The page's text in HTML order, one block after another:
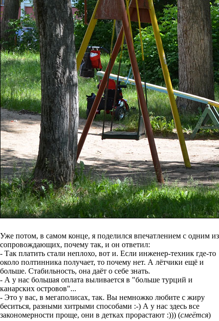
Уже потом, в самом конце, я поделился впечатлением с одним из
сопровождающих, почему так, и он ответил:
- Так платить стали неплохо, вот и. Если инженер-техник где-то
около полтинника получает, то почему нет. А лётчики ещё и
больше. Стабильность, она даёт о себе знать.
- А у нас большая оплата выливается в "больше турций и
канарских островов"...
- Это у вас, в мегаполисах, так. Вы немножко любите с жиру
беситься, разными хитрыми способами :-) А у нас здесь все
закономерности проще, они в детках прорастают :))) (смеётся)